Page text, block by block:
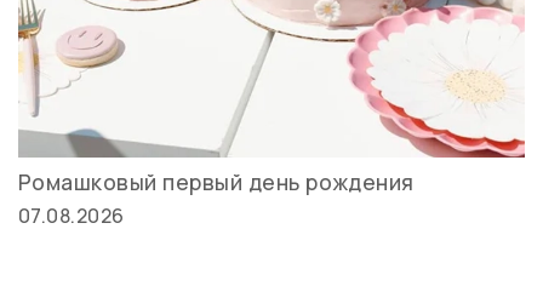
Ромашковый первый день рождения
07.08.2026